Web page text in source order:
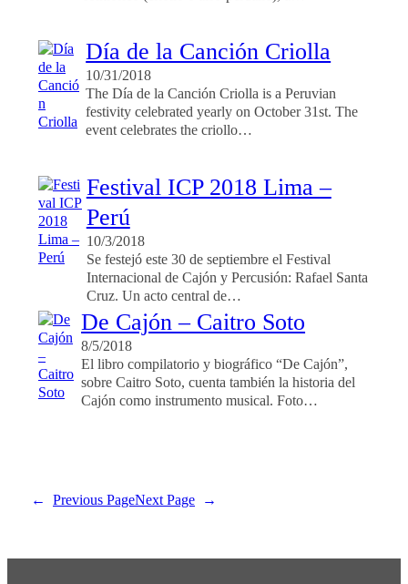
Día de la Canción Criolla
10/31/2018
The Día de la Canción Criolla is a Peruvian
festivity celebrated yearly on October 31st. The
event celebrates the criollo…
Festival ICP 2018 Lima –
Perú
10/3/2018
Se festejó este 30 de septiembre el Festival
Internacional de Cajón y Percusión: Rafael Santa
Cruz. Un acto central de…
De Cajón – Caitro Soto
8/5/2018
El libro compilatorio y biográfico “De Cajón”,
sobre Caitro Soto, cuenta también la historia del
Cajón como instrumento musical. Foto…
← Previous PageNext Page →